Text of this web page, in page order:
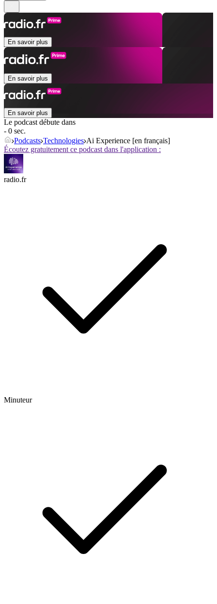
En savoir plus
En savoir plus
En savoir plus
Le podcast débute dans
- 0 sec.
Podcasts Technologies Ai Experience [en français]
Écoutez gratuitement ce podcast dans l'application :
radio.fr
Minuteur